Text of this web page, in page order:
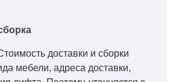
доставки и сборки
мебели, адреса доставки,